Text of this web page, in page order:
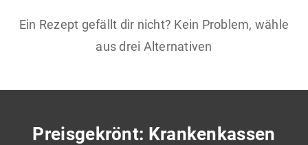
Ein Rezept gefällt dir nicht? Kein Problem, wähle
aus drei Alternativen
Preisgekrönt: Krankenkassen